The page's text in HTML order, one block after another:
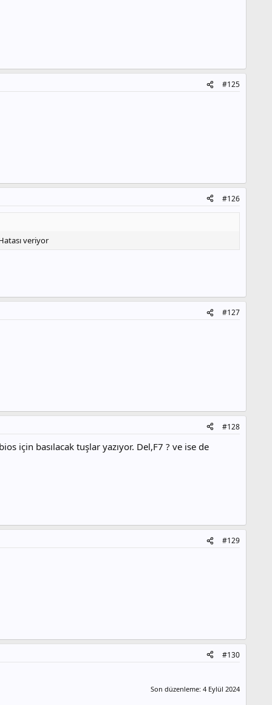
#125
#126
veriyor
#127
#128
için basılacak tuşlar yazıyor. Del,F7 ? ve ise de
#129
#130
Son düzenleme: 4 Eylül 2024